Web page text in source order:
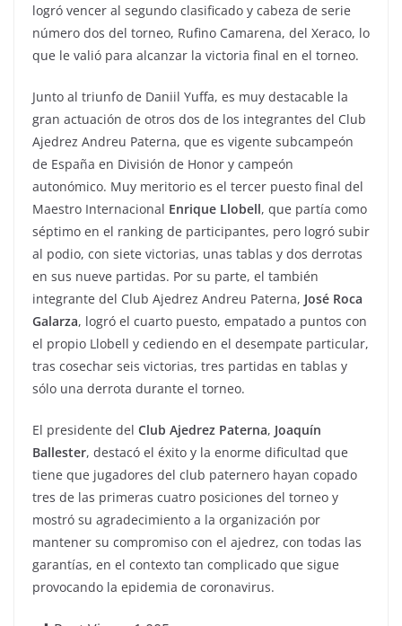
logró vencer al segundo clasificado y cabeza de serie
número dos del torneo, Rufino Camarena, del Xeraco, lo
que le valió para alcanzar la victoria final en el torneo.
Junto al triunfo de Daniil Yuffa, es muy destacable la
gran actuación de otros dos de los integrantes del Club
Ajedrez Andreu Paterna, que es vigente subcampeón
de España en División de Honor y campeón
autonómico. Muy meritorio es el tercer puesto final del
Maestro Internacional Enrique Llobell, que partía como
séptimo en el ranking de participantes, pero logró subir
al podio, con siete victorias, unas tablas y dos derrotas
en sus nueve partidas. Por su parte, el también
integrante del Club Ajedrez Andreu Paterna, José Roca
Galarza, logró el cuarto puesto, empatado a puntos con
el propio Llobell y cediendo en el desempate particular,
tras cosechar seis victorias, tres partidas en tablas y
sólo una derrota durante el torneo.
El presidente del Club Ajedrez Paterna, Joaquín
Ballester, destacó el éxito y la enorme dificultad que
tiene que jugadores del club paternero hayan copado
tres de las primeras cuatro posiciones del torneo y
mostró su agradecimiento a la organización por
mantener su compromiso con el ajedrez, con todas las
garantías, en el contexto tan complicado que sigue
provocando la epidemia de coronavirus.